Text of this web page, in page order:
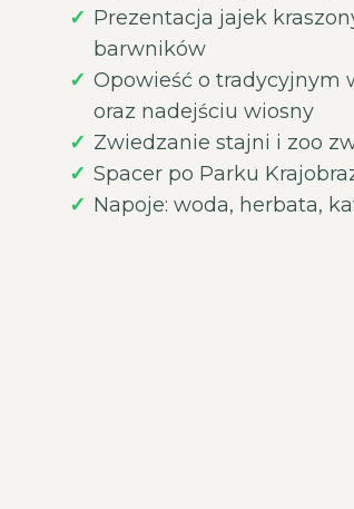
Prezentacja jajek
barwników
Opowieść o tradycyjnym
oraz nadejściu wiosny
Zwiedzanie stajni i zoo
Spacer po Parku
Napoje: woda, herbata,